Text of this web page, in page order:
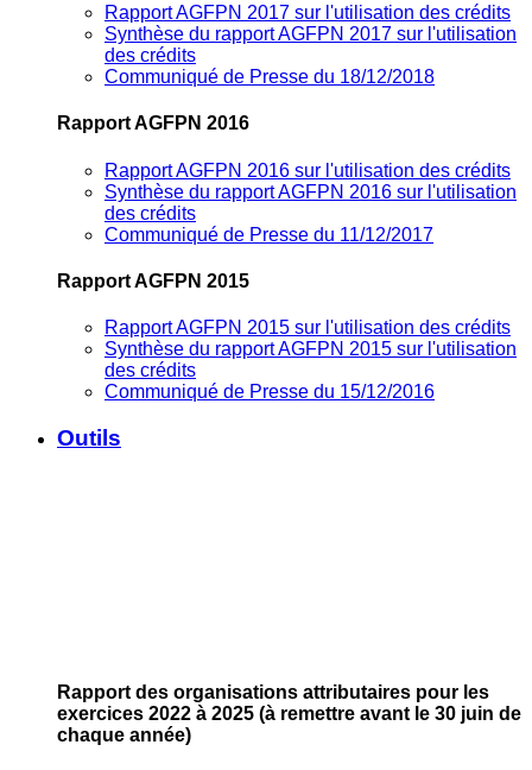
Rapport AGFPN 2017 sur l'utilisation des crédits
Synthèse du rapport AGFPN 2017 sur l'utilisation
des crédits
Communiqué de Presse du 18/12/2018
Rapport AGFPN 2016
Rapport AGFPN 2016 sur l'utilisation des crédits
Synthèse du rapport AGFPN 2016 sur l'utilisation
des crédits
Communiqué de Presse du 11/12/2017
Rapport AGFPN 2015
Rapport AGFPN 2015 sur l'utilisation des crédits
Synthèse du rapport AGFPN 2015 sur l'utilisation
des crédits
Communiqué de Presse du 15/12/2016
Outils
Rapport des organisations attributaires pour les
exercices 2022 à 2025 (à remettre avant le 30 juin de
chaque année)